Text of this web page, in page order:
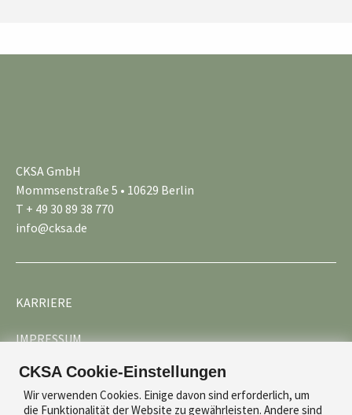
CKSA GmbH
Mommsenstraße 5 • 10629 Berlin
T + 49 30 89 38 770
info@cksa.de
KARRIERE
IMPRESSUM
DATENSCHUTZ
CKSA Cookie-Einstellungen
Wir verwenden Cookies. Einige davon sind erforderlich, um
die Funktionalität der Website zu gewährleisten. Andere sind